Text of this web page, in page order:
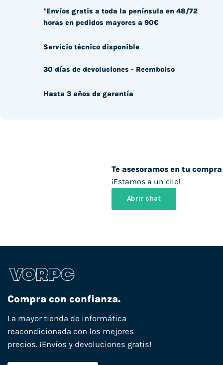
Te asesoramos en tu compra
¡Estamos a un clic!
Abrir chat
*Envíos gratis a toda la península en 48/72
horas en pedidos mayores a 90€
Servicio técnico disponible
30 días de devoluciones - Reembolso
Hasta 3 años de garantía
Compra con confianza.
La mayor tienda de informática
reacondicionada con los mejores
precios. ¡Envíos y devoluciones gratis!